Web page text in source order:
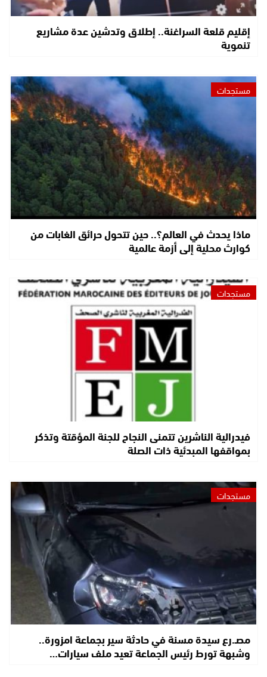
إقليم قلعة السراغنة.. إطلاق وتدشين عدة مشاريع
تنموية
مستجدات
ماذا يحدث في العالم؟.. حين تتحول حرائق الغابات من
كوارث محلية إلى أزمة عالمية
مستجدات
فيدرالية الناشرين تتمنى النجاح للجنة المؤقتة وتذكر
بمواقفها المبدئية ذات الصلة
مستجدات
مصـ.رع سيدة مسنة في حادثة سير بجماعة امزورة..
وشبهة تورط رئيس الجماعة تعيد ملف سيارات…